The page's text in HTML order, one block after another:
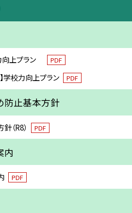
向上プラン PDF
学校力向上プラン PDF
防止基本方針
（R8） PDF
内
PDF